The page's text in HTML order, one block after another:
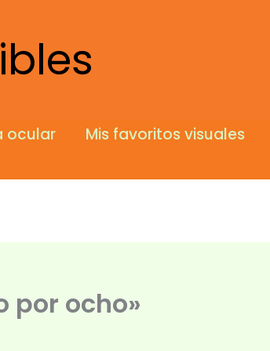
ocular Mis favoritos visuales
por ocho»